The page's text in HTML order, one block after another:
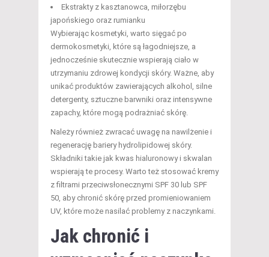
Ekstrakty z kasztanowca, miłorzębu
japońskiego oraz rumianku
Wybierając kosmetyki, warto sięgać po
dermokosmetyki, które są łagodniejsze, a
jednocześnie skutecznie wspierają ciało w
utrzymaniu zdrowej kondycji skóry. Ważne, aby
unikać produktów zawierających alkohol, silne
detergenty, sztuczne barwniki oraz intensywne
zapachy, które mogą podrażniać skórę.
Należy również zwracać uwagę na nawilżenie i
regenerację bariery hydrolipidowej skóry.
Składniki takie jak kwas hialuronowy i skwalan
wspierają te procesy. Warto też stosować kremy
z filtrami przeciwsłonecznymi SPF 30 lub SPF
50, aby chronić skórę przed promieniowaniem
UV, które może nasilać problemy z naczynkami.
Jak chronić i